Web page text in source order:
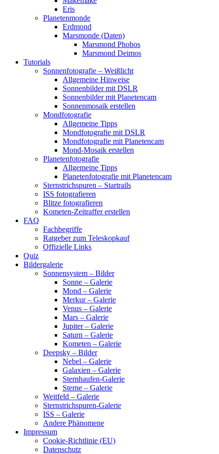
Eris
Planetenmonde
Erdmond
Marsmonde (Daten)
Marsmond Phobos
Marsmond Deimos
Tutorials
Sonnenfotografie – Weißlicht
Allgemeine Hinweise
Sonnenbilder mit DSLR
Sonnenbilder mit Planetencam
Sonnenmosaik erstellen
Mondfotografie
Allgemeine Tipps
Mondfotografie mit DSLR
Mondfotografie mit Planetencam
Mond-Mosaik erstellen
Planetenfotografie
Allgemeine Tipps
Planetenfotografie mit Planetencam
Sternstrichspuren – Startrails
ISS fotografieren
Blitze fotografieren
Kometen-Zeitraffer erstellen
FAQ
Fachbegriffe
Ratgeber zum Teleskopkauf
Offizielle Links
Quiz
Bildergalerie
Sonnensystem – Bilder
Sonne – Galerie
Mond – Galerie
Merkur – Galerie
Venus – Galerie
Mars – Galerie
Jupiter – Galerie
Saturn – Galerie
Kometen – Galerie
Deepsky – Bilder
Nebel – Galerie
Galaxien – Galerie
Sternhaufen-Galerie
Sterne – Galerie
Weitfeld – Galerie
Sternstrichspuren-Galerie
ISS – Galerie
Andere Phänomene
Impressum
Cookie-Richtlinie (EU)
Datenschutz